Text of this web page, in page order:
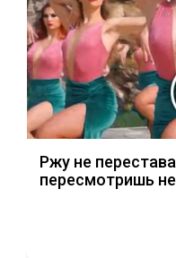
Ржу не
пересмотришь